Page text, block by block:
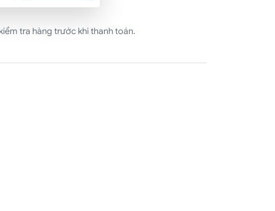
tra hàng trước khi thanh toán.